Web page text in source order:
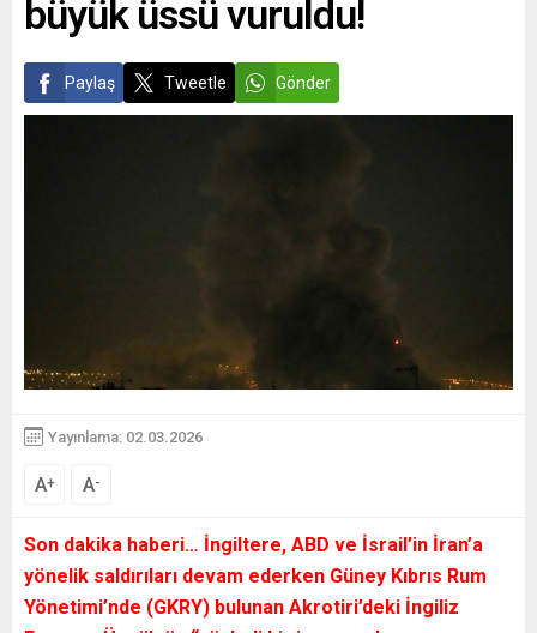
büyük üssü vuruldu!
Paylaş Tweetle Gönder
Yayınlama: 02.03.2026
A+ A-
Son dakika haberi… İngiltere, ABD ve İsrail’in İran’a
yönelik saldırıları devam ederken Güney Kıbrıs Rum
Yönetimi’nde (GKRY) bulunan Akrotiri’deki İngiliz